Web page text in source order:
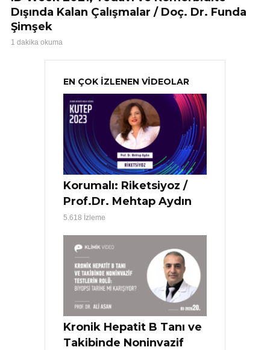
Dışında Kalan Çalışmalar / Doç. Dr. Funda
Şimşek
1 dakika okuma
EN ÇOK İZLENEN VİDEOLAR
Korumalı: Riketsiyoz /
Prof.Dr. Mehtap Aydın
5.618 İzleme
Kronik Hepatit B Tanı ve
Takibinde Noninvazif